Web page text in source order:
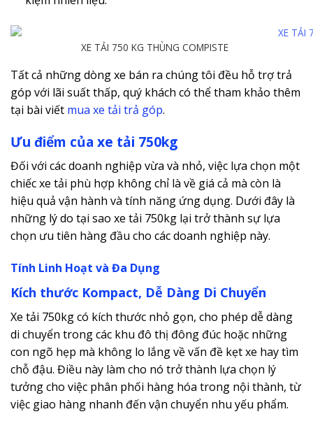
XE TẢI 750 KG THÙNG COMPISTE
Tất cả những dòng xe bán ra chúng tôi đều hỗ trợ trả
góp với lãi suất thấp, quý khách có thể tham khảo thêm
tại bài viết mua xe tải trả góp.
Ưu điểm của xe tải 750kg
Đối với các doanh nghiệp vừa và nhỏ, việc lựa chọn một
chiếc xe tải phù hợp không chỉ là về giá cả mà còn là
hiệu quả vận hành và tính năng ứng dụng. Dưới đây là
những lý do tại sao xe tải 750kg lại trở thành sự lựa
chọn ưu tiên hàng đầu cho các doanh nghiệp này.
Tính Linh Hoạt và Đa Dụng
Kích thước Kompact, Dễ Dàng Di Chuyển
Xe tải 750kg có kích thước nhỏ gọn, cho phép dễ dàng
di chuyển trong các khu đô thị đông đúc hoặc những
con ngõ hẹp mà không lo lắng về vấn đề kẹt xe hay tìm
chỗ đậu. Điều này làm cho nó trở thành lựa chọn lý
tưởng cho việc phân phối hàng hóa trong nội thành, từ
việc giao hàng nhanh đến vận chuyển nhu yếu phẩm.